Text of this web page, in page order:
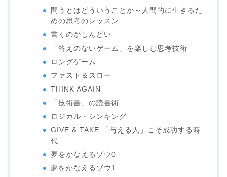
問うとはどういうことか～人間的に生きるた
めの思考のレッスン
書くのがしんどい
「答えのないゲーム」を楽しむ思考技術
ロングゲーム
ファスト＆スロー
THINK AGAIN
「技術書」の読書術
ロジカル・シンキング
GIVE & TAKE 「与える人」こそ成功する時
代
夢をかなえるゾウ0
夢をかなえるゾウ1